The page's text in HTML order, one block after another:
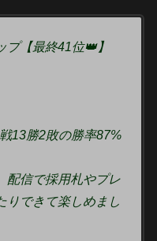
プ【最終41位👑】
13勝2敗の勝率87%
配信で採用札やプレ
りできて楽しめまし